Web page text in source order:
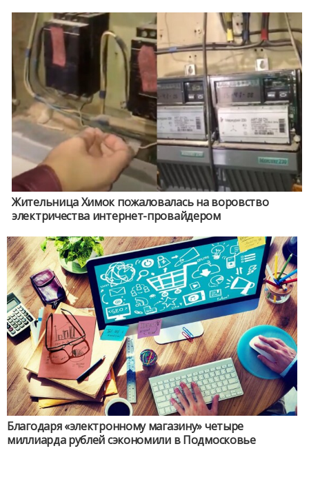
Жительница Химок пожаловалась на воровство
электричества интернет-провайдером
Благодаря «электронному магазину» четыре
миллиарда рублей сэкономили в Подмосковье